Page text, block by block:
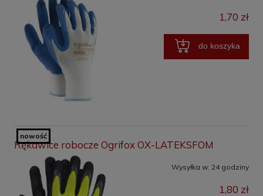
1,70 zł
do koszyka
Rękawice robocze Ogrifox OX-LATEKSFOM
Wysyłka w: 24 godziny
1,80 zł
nowość